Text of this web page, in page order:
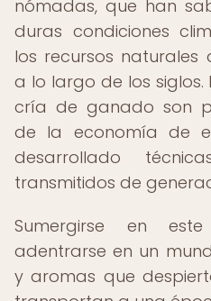
nómadas, que han
duras condiciones
los recursos naturales
a lo largo de los
cría de ganado son
de la economía de
desarrollado
transmitidos de
Sumergirse en
adentrarse en un
y aromas que